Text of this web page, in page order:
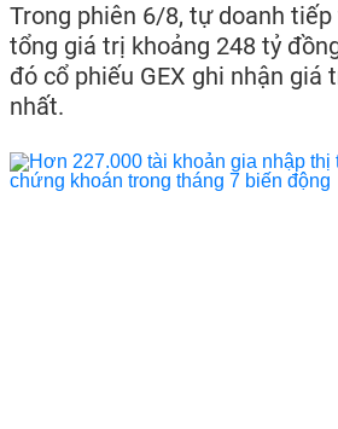
Trong phiên 6/8, tự doanh
tổng giá trị khoảng 248 tỷ
đó cổ phiếu GEX ghi nhận giá
nhất.